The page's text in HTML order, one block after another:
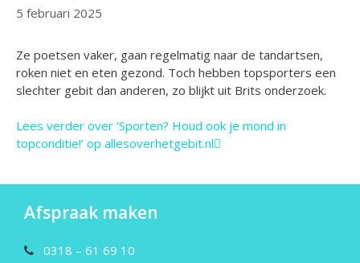
5 februari 2025
Ze poetsen vaker, gaan regelmatig naar de tandartsen,
roken niet en eten gezond. Toch hebben topsporters een
slechter gebit dan anderen, zo blijkt uit Brits onderzoek.
Lees verder over ‘Sporten? Houd ook je mond in
topconditie!’ op allesoverhetgebit.nl
Afspraak maken
0318 – 61 69 10